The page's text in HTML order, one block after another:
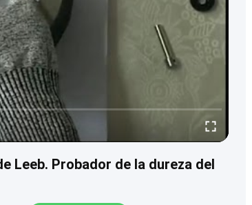
Leeb. Probador de la dureza del